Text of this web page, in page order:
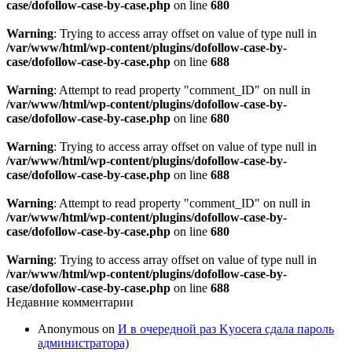
case/dofollow-case-by-case.php on line 680
Warning: Trying to access array offset on value of type null in
/var/www/html/wp-content/plugins/dofollow-case-by-
case/dofollow-case-by-case.php on line 688
Warning: Attempt to read property "comment_ID" on null in
/var/www/html/wp-content/plugins/dofollow-case-by-
case/dofollow-case-by-case.php on line 680
Warning: Trying to access array offset on value of type null in
/var/www/html/wp-content/plugins/dofollow-case-by-
case/dofollow-case-by-case.php on line 688
Warning: Attempt to read property "comment_ID" on null in
/var/www/html/wp-content/plugins/dofollow-case-by-
case/dofollow-case-by-case.php on line 680
Warning: Trying to access array offset on value of type null in
/var/www/html/wp-content/plugins/dofollow-case-by-
case/dofollow-case-by-case.php on line 688
Недавние комментарии
Anonymous on И в очередной раз Kyocera сдала пароль
администратора)